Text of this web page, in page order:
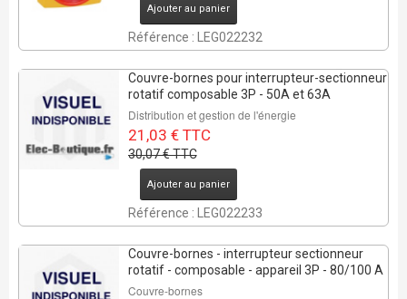
Ajouter au panier
Référence : LEG022232
Couvre-bornes pour interrupteur-sectionneur
rotatif composable 3P - 50A et 63A
Distribution et gestion de l'énergie
21,03 € TTC
30,07 € TTC
Ajouter au panier
Référence : LEG022233
Couvre-bornes - interrupteur sectionneur
rotatif - composable - appareil 3P - 80/100 A
Couvre-bornes